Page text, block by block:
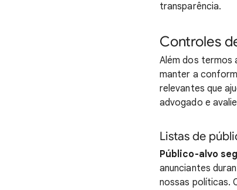
transparência.
Controles
Além dos termos
manter a
relevantes que
advogado e
Listas de
Público-alvo
anunciantes
nossas políticas.